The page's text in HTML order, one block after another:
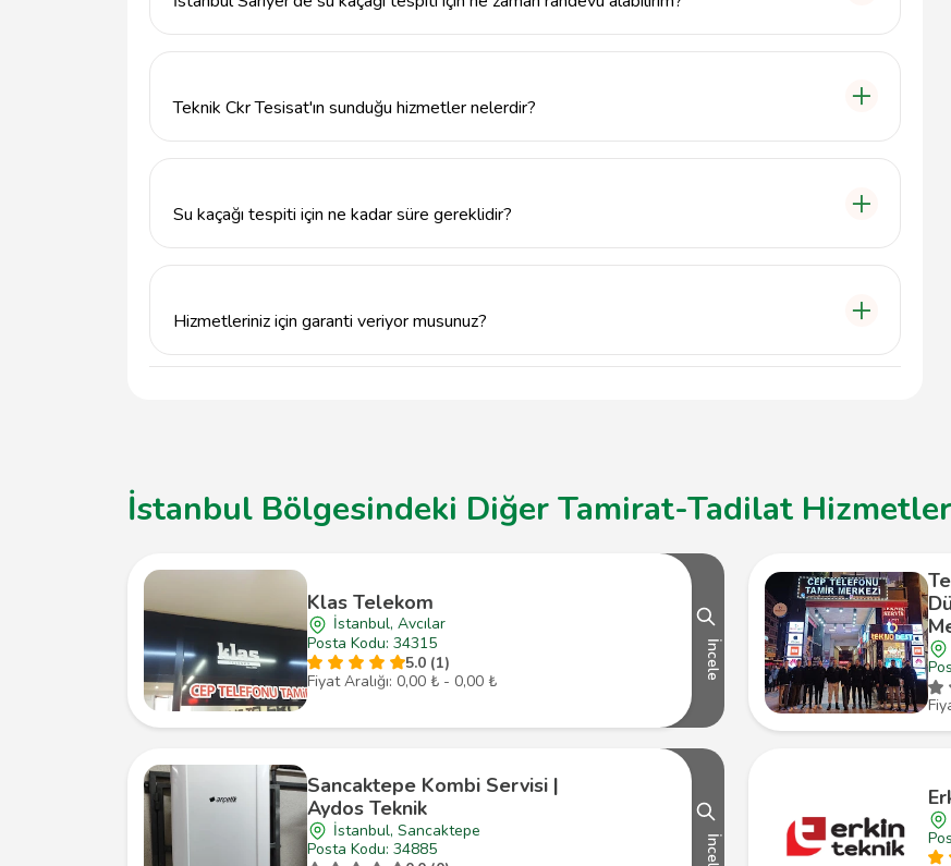
Teknik Ckr Tesisat'ın sunduğu hizmetler nelerdir?
Su kaçağı tespiti için ne kadar süre gereklidir?
Hizmetleriniz için garanti veriyor musunuz?
Evet, Teknik Ckr Tesisat, sunduğu tüm hizmetlerde müşteri memnuniyetini ön planda tutmakta
İstanbul Bölgesindeki Diğer Tamirat-Tadilat
Klas Telekom
İstanbul, Avcılar
Posta Kodu: 34315
5.0 (1)
Fiyat Aralığı: 0,00 ₺ - 0,00 ₺
İncele
Sancaktepe Kombi Servisi |
Aydos Teknik
İstanbul, Sancaktepe
Posta Kodu: 34885
İncele